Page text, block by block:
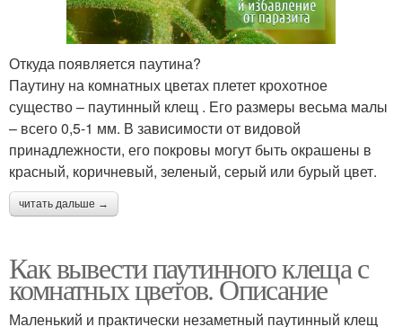
Откуда появляется паутина?
Паутину на комнатных цветах плетет крохотное
существо – паутинный клещ . Его размеры весьма малы
– всего 0,5-1 мм. В зависимости от видовой
принадлежности, его покровы могут быть окрашены в
красный, коричневый, зеленый, серый или бурый цвет.
читать дальше →
Как вывести паутинного клеща с
комнатных цветов. Описание
Маленький и практически незаметный паутинный клещ